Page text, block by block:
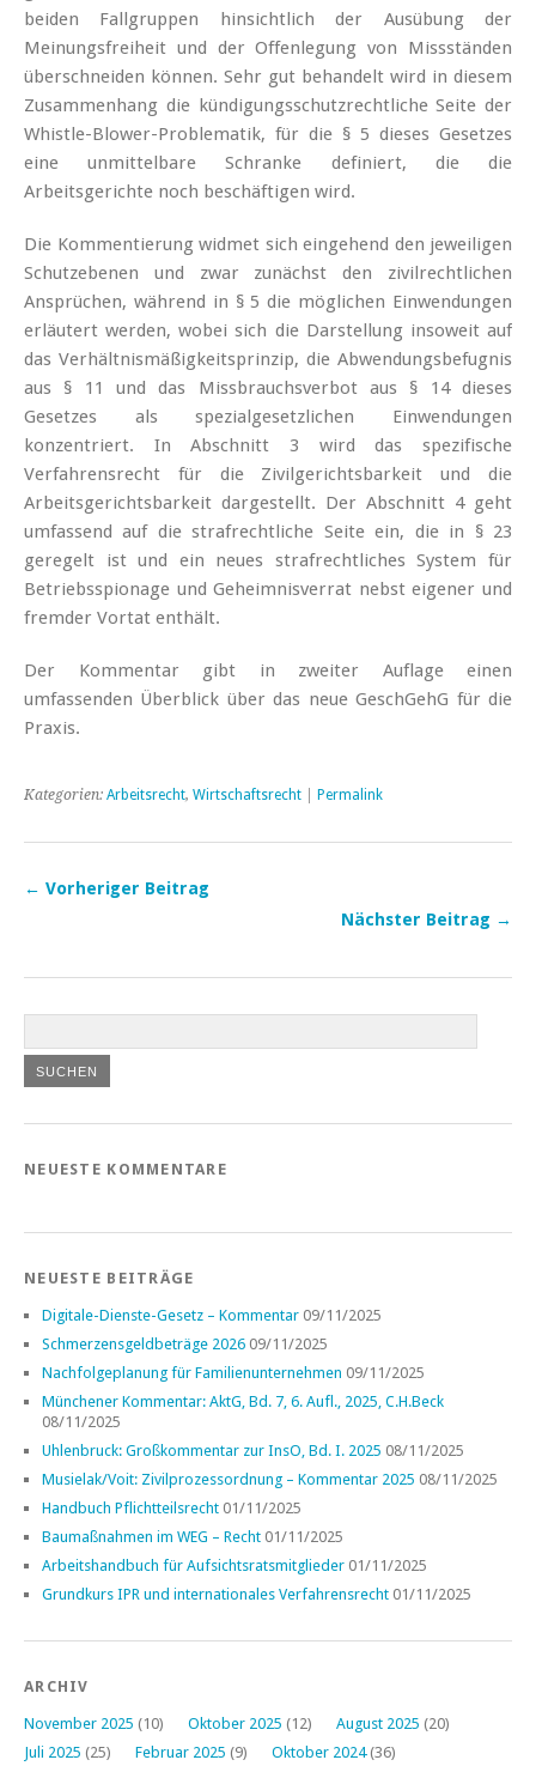
beiden Fallgruppen hinsichtlich der Ausübung der
Meinungsfreiheit und der Offenlegung von Missständen
überschneiden können. Sehr gut behandelt wird in diesem
Zusammenhang die kündigungsschutzrechtliche Seite der
Whistle-Blower-Problematik, für die § 5 dieses Gesetzes
eine unmittelbare Schranke definiert, die die
Arbeitsgerichte noch beschäftigen wird.
Die Kommentierung widmet sich eingehend den jeweiligen
Schutzebenen und zwar zunächst den zivilrechtlichen
Ansprüchen, während in § 5 die möglichen Einwendungen
erläutert werden, wobei sich die Darstellung insoweit auf
das Verhältnismäßigkeitsprinzip, die Abwendungsbefugnis
aus § 11 und das Missbrauchsverbot aus § 14 dieses
Gesetzes als spezialgesetzlichen Einwendungen
konzentriert. In Abschnitt 3 wird das spezifische
Verfahrensrecht für die Zivilgerichtsbarkeit und die
Arbeitsgerichtsbarkeit dargestellt. Der Abschnitt 4 geht
umfassend auf die strafrechtliche Seite ein, die in § 23
geregelt ist und ein neues strafrechtliches System für
Betriebsspionage und Geheimnisverrat nebst eigener und
fremder Vortat enthält.
Der Kommentar gibt in zweiter Auflage einen
umfassenden Überblick über das neue GeschGehG für die
Praxis.
Kategorien: Arbeitsrecht, Wirtschaftsrecht Permalink
← Vorheriger Beitrag
Nächster Beitrag →
NEUESTE KOMMENTARE
NEUESTE BEITRÄGE
Digitale-Dienste-Gesetz – Kommentar 09/11/2025
Schmerzensgeldbeträge 2026 09/11/2025
Nachfolgeplanung für Familienunternehmen 09/11/2025
Münchener Kommentar: AktG, Bd. 7, 6. Aufl., 2025, C.H.Beck
08/11/2025
Uhlenbruck: Großkommentar zur InsO, Bd. I. 2025 08/11/2025
Musielak/Voit: Zivilprozessordnung – Kommentar 2025 08/11/2025
Handbuch Pflichtteilsrecht 01/11/2025
Baumaßnahmen im WEG – Recht 01/11/2025
Arbeitshandbuch für Aufsichtsratsmitglieder 01/11/2025
Grundkurs IPR und internationales Verfahrensrecht 01/11/2025
ARCHIV
November 2025 (10) Oktober 2025 (12) August 2025 (20)
Juli 2025 (25) Februar 2025 (9) Oktober 2024(36)